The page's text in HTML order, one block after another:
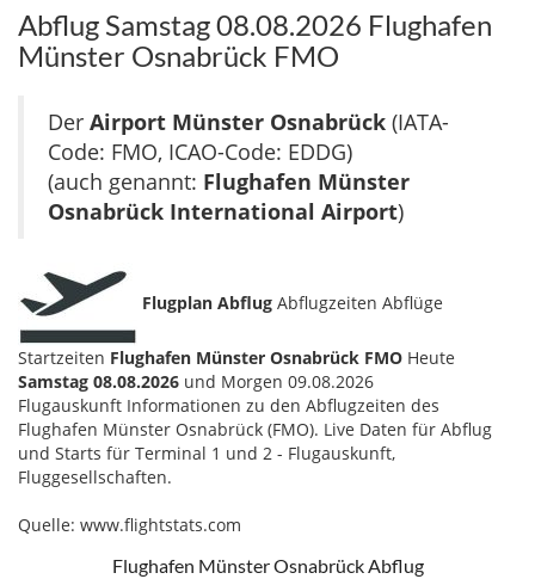
Abflug Samstag 08.08.2026 Flughafen
Münster Osnabrück FMO
Der Airport Münster Osnabrück (IATA-
Code: FMO, ICAO-Code: EDDG)
(auch genannt: Flughafen Münster
Osnabrück International Airport)
Flugplan Abflug Abflugzeiten Abflüge
Startzeiten Flughafen Münster Osnabrück FMO Heute
Samstag 08.08.2026 und Morgen 09.08.2026
Flugauskunft Informationen zu den Abflugzeiten des
Flughafen Münster Osnabrück (FMO). Live Daten für Abflug
und Starts für Terminal 1 und 2 - Flugauskunft,
Fluggesellschaften.
Quelle: www.flightstats.com
Flughafen Münster Osnabrück Abflug